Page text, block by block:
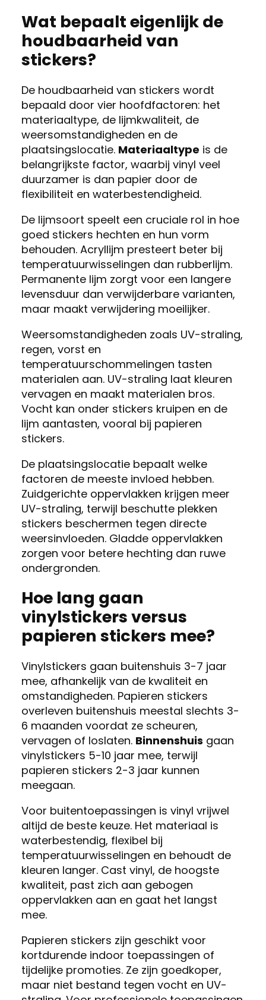
Wat bepaalt eigenlijk de
houdbaarheid van
stickers?
De houdbaarheid van stickers wordt
bepaald door vier hoofdfactoren: het
materiaaltype, de lijmkwaliteit, de
weersomstandigheden en de
plaatsingslocatie. Materiaaltype is de
belangrijkste factor, waarbij vinyl veel
duurzamer is dan papier door de
flexibiliteit en waterbestendigheid.
De lijmsoort speelt een cruciale rol in hoe
goed stickers hechten en hun vorm
behouden. Acryllijm presteert beter bij
temperatuurwisselingen dan rubberlijm.
Permanente lijm zorgt voor een langere
levensduur dan verwijderbare varianten,
maar maakt verwijdering moeilijker.
Weersomstandigheden zoals UV-straling,
regen, vorst en
temperatuurschommelingen tasten
materialen aan. UV-straling laat kleuren
vervagen en maakt materialen bros.
Vocht kan onder stickers kruipen en de
lijm aantasten, vooral bij papieren
stickers.
De plaatsingslocatie bepaalt welke
factoren de meeste invloed hebben.
Zuidgerichte oppervlakken krijgen meer
UV-straling, terwijl beschutte plekken
stickers beschermen tegen directe
weersinvloeden. Gladde oppervlakken
zorgen voor betere hechting dan ruwe
ondergronden.
Hoe lang gaan
vinylstickers versus
papieren stickers mee?
Vinylstickers gaan buitenshuis 3-7 jaar
mee, afhankelijk van de kwaliteit en
omstandigheden. Papieren stickers
overleven buitenshuis meestal slechts 3-
6 maanden voordat ze scheuren,
vervagen of loslaten. Binnenshuis gaan
vinylstickers 5-10 jaar mee, terwijl
papieren stickers 2-3 jaar kunnen
meegaan.
Voor buitentoepassingen is vinyl vrijwel
altijd de beste keuze. Het materiaal is
waterbestendig, flexibel bij
temperatuurwisselingen en behoudt de
kleuren langer. Cast vinyl, de hoogste
kwaliteit, past zich aan gebogen
oppervlakken aan en gaat het langst
mee.
Papieren stickers zijn geschikt voor
kortdurende indoor toepassingen of
tijdelijke promoties. Ze zijn goedkoper,
maar niet bestand tegen vocht en UV-